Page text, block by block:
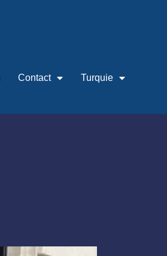
Contact Turquie